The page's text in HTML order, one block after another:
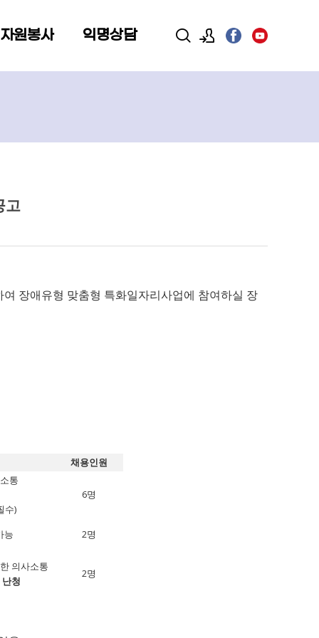
원봉사 익명상담
고
장애유형 맞춤형 특화일자리사업에 참여하실 장
채용인원
통
수)
6명
능 2명
의사소통
난청
2명